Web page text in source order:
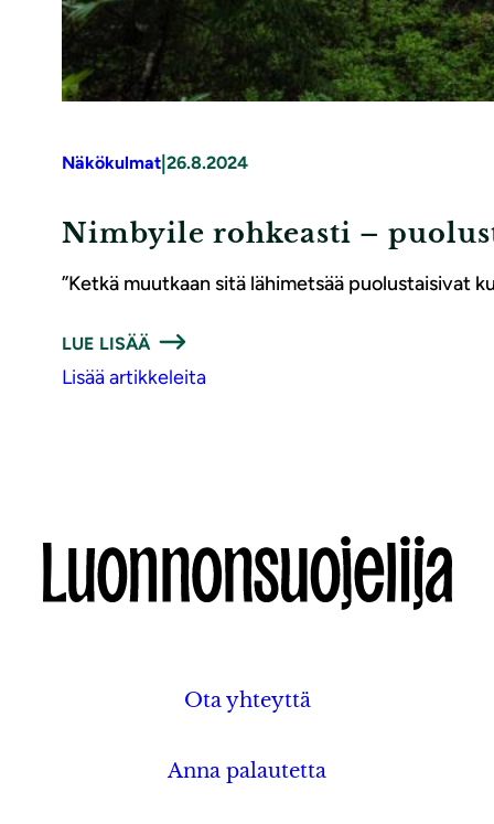
Näkökulmat 26.8.2024
Nimbyile rohkeasti –
”Ketkä muutkaan sitä lähimetsää puolustaisivat
LUE LISÄÄ
Lisää artikkeleita
Ota yhteyttä
Anna palautetta